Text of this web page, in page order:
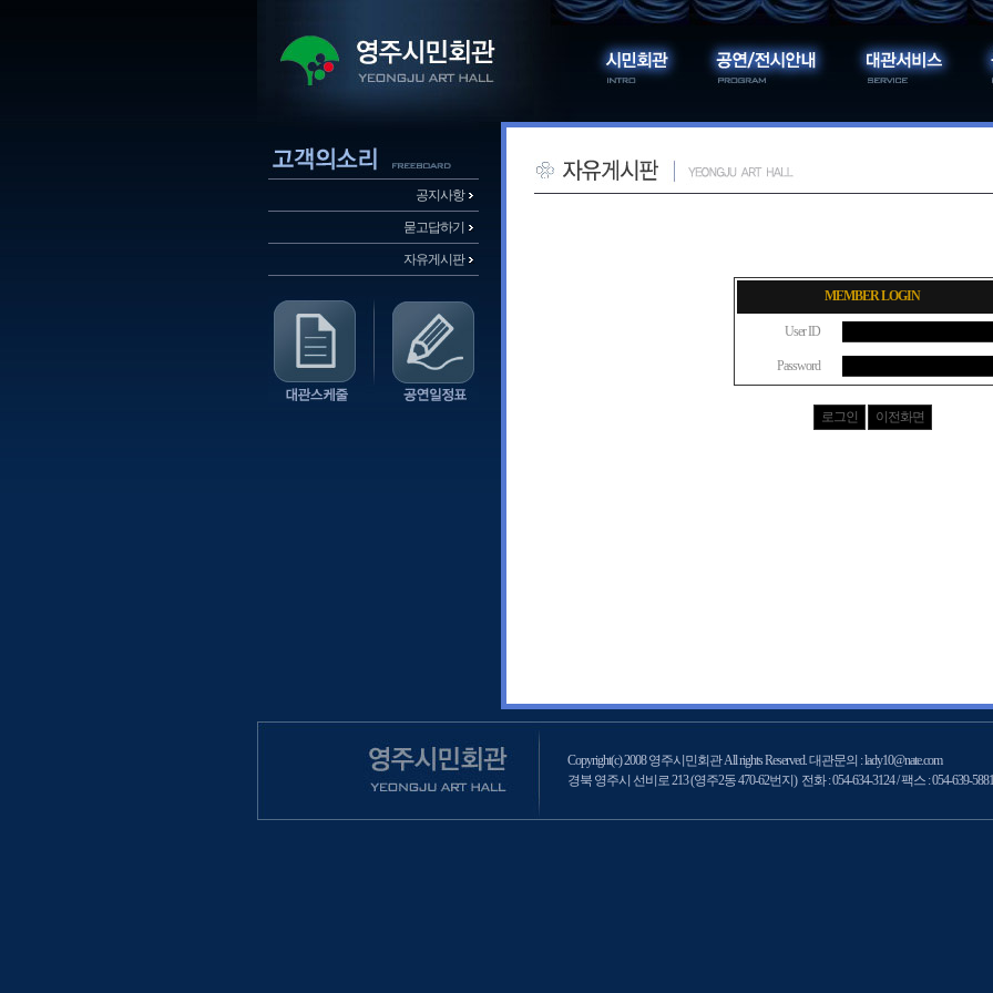
공지사항
묻고답하기
자유게시판
MEMBER LOGIN
User ID
Password
Copyright(c) 2008 영주시민회관 All rights Reserved. 대관문의 : lady10@nate.com
경북 영주시 선비로 213 (영주2동 470-62번지) 전화 : 054-634-3124 / 팩스 : 054-639-5881